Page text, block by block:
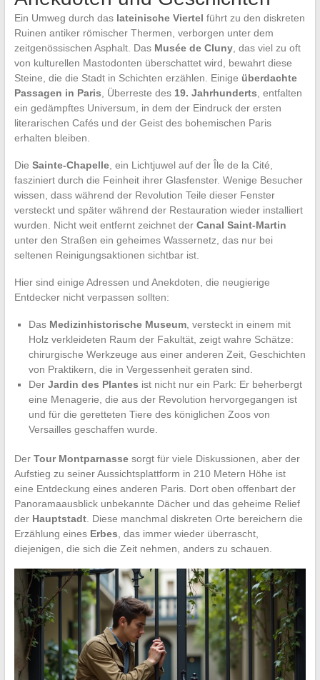
Ein Umweg durch das lateinische Viertel führt zu den diskreten
Ruinen antiker römischer Thermen, verborgen unter dem
zeitgenössischen Asphalt. Das Musée de Cluny, das viel zu oft
von kulturellen Mastodonten überschattet wird, bewahrt diese
Steine, die die Stadt in Schichten erzählen. Einige überdachte
Passagen in Paris , Überreste des 19. Jahrhunderts , entfalten
ein gedämpftes Universum, in dem der Eindruck der ersten
literarischen Cafés und der Geist des bohemischen Paris
erhalten bleiben.
Die Sainte-Chapelle, ein Lichtjuwel auf der Île de la Cité,
fasziniert durch die Feinheit ihrer Glasfenster. Wenige Besucher
wissen, dass während der Revolution Teile dieser Fenster
versteckt und später während der Restauration wieder installiert
wurden. Nicht weit entfernt zeichnet der Canal Saint-Martin
unter den Straßen ein geheimes Wassernetz, das nur bei
seltenen Reinigungsaktionen sichtbar ist.
Hier sind einige Adressen und Anekdoten, die neugierige
Entdecker nicht verpassen sollten:
Das Medizinhistorische Museum, versteckt in einem mit
Holz verkleideten Raum der Fakultät, zeigt wahre Schätze:
chirurgische Werkzeuge aus einer anderen Zeit, Geschichten
von Praktikern, die in Vergessenheit geraten sind.
Der Jardin des Plantes ist nicht nur ein Park: Er beherbergt
eine Menagerie, die aus der Revolution hervorgegangen ist
und für die geretteten Tiere des königlichen Zoos von
Versailles geschaffen wurde.
Der Tour Montparnassesorgt für viele Diskussionen, aber der
Aufstieg zu seiner Aussichtsplattform in 210 Metern Höhe ist
eine Entdeckung eines anderen Paris. Dort oben offenbart der
Panoramaausblick unbekannte Dächer und das geheime Relief
der Hauptstadt. Diese manchmal diskreten Orte bereichern die
Erzählung eines Erbes , das immer wieder überrascht,
diejenigen, die sich die Zeit nehmen, anders zu schauen.